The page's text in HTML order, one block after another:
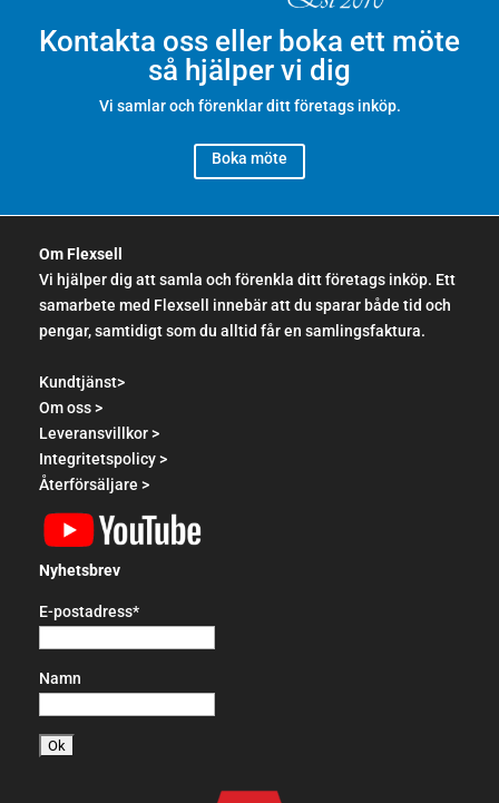
Kontakta oss eller boka ett möte
så hjälper vi dig
Vi samlar och förenklar ditt företags inköp.
Boka möte
Om Flexsell
Vi hjälper dig att samla och förenkla ditt företags inköp. Ett
samarbete med Flexsell innebär att du sparar både tid och
pengar, samtidigt som du alltid får en samlingsfaktura.
Kundtjänst>
Om oss >
Leveransvillkor >
Integritetspolicy >
Återförsäljare >
Nyhetsbrev
E-postadress*
Namn